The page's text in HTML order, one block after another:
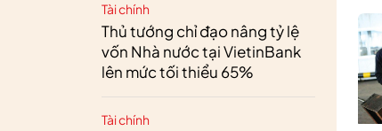
Tài chính
Thủ tướng chỉ đạo nâng tỷ lệ
vốn Nhà nước tại VietinBank
lên mức tối thiểu 65%
Tài chính